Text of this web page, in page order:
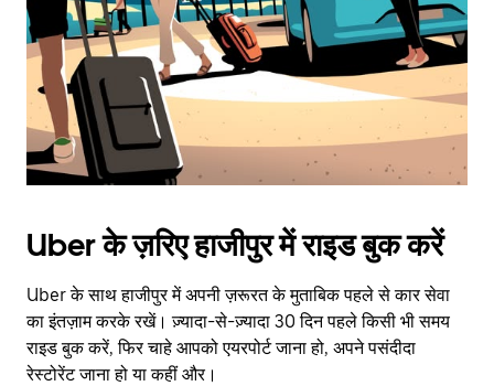
close
the
calendar.
Uber के ज़रिए हाजीपुर में राइड बुक करें
Uber के साथ हाजीपुर में अपनी ज़रूरत के मुताबिक पहले से कार सेवा
का इंतज़ाम करके रखें। ज़्यादा-से-ज़्यादा 30 दिन पहले किसी भी समय
राइड बुक करें, फिर चाहे आपको एयरपोर्ट जाना हो, अपने पसंदीदा
रेस्टोरेंट जाना हो या कहीं और।